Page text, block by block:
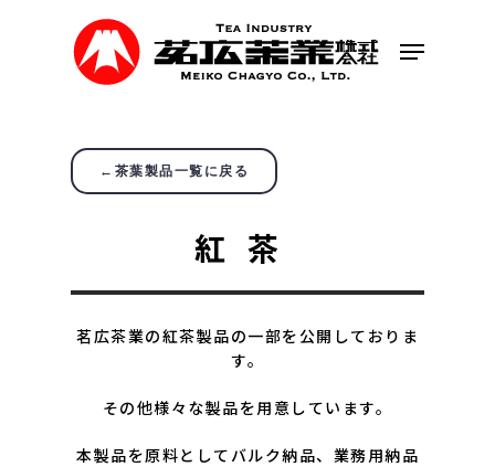
Menu
←茶葉製品一覧に戻る
紅茶
茗広茶業の紅茶製品の一部を公開しておりま
す。
その他様々な製品を用意しています。
本製品を原料としてバルク納品、業務用納品